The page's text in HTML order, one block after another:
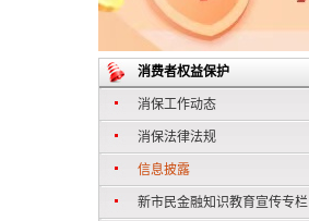
消费者权益保护
消保工作动态
消保法律法规
信息披露
新市民金融知识教育宣传专栏